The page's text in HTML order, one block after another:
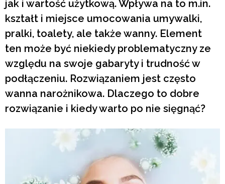
jak i wartość użytkową. Wpływa na to m.in.
kształt i miejsce umocowania umywalki,
pralki, toalety, ale także wanny. Element
ten może być niekiedy problematyczny ze
względu na swoje gabaryty i trudność w
podłączeniu. Rozwiązaniem jest często
wanna narożnikowa. Dlaczego to dobre
rozwiązanie i kiedy warto po nie sięgnąć?